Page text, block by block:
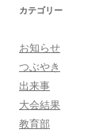
カテゴリー
お知らせ
つぶやき
出来事
大会結果
教育部